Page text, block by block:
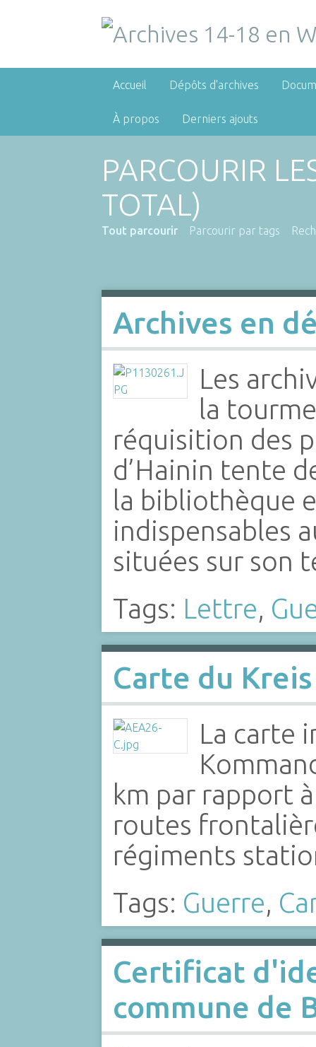
Accueil Dépôts d'archives
À propos Derniers ajouts
PARCOURIR
TOTAL)
Tout parcourir Parcourir par tags
Archives en
Les
la
réquisition des
d’Hainin tente
la bibliothèque
indispensables
situées sur son
Tags: Lettre,
Carte du
La carte
km par rapport
routes
régiments
Tags: Guerre,
Certificat
commune de